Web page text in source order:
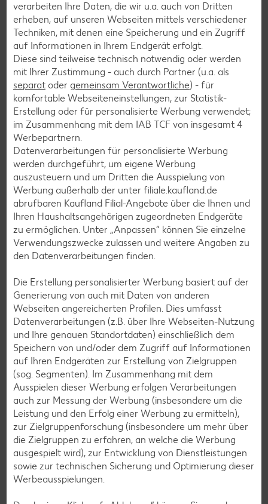
Gültig vom 13.08. bis 19.08.
Jetzt blättern
Unsere Filiale ist zertifiziert durch TÜV
SÜD
Die nach TÜV SÜD geprüfte „FilialQualität“ legt die
Anforderungen hinsichtlich Hygiene und Qualität in Filialen
des Lebensmittelhandels fest. Hierzu zählen unter
anderem:
Betriebs-, Prozess- und Mitarbeiter-Hygiene
Reinigungsprozesse, -mittel, -verantwortungen, -
zustand
Schulung der Mitarbeiter
Einhaltung der gesetzlichen Temperaturvorgaben
verarbeiten Ihre Daten, die wir u.a. auch von Dritten
erheben, auf unseren Webseiten mittels verschiedener
Techniken, mit denen eine Speicherung und ein Zugriff
auf Informationen in Ihrem Endgerät erfolgt.
Diese sind teilweise technisch notwendig oder werden
mit Ihrer Zustimmung - auch durch Partner (u.a. als
separat oder gemeinsam Verantwortliche) - für
komfortable Webseiteneinstellungen, zur Statistik-
Erstellung oder für personalisierte Werbung verwendet;
im Zusammenhang mit dem IAB TCF von insgesamt 4
Werbepartnern.
Datenverarbeitungen für personalisierte Werbung
werden durchgeführt, um eigene Werbung
auszusteuern und um Dritten die Ausspielung von
Werbung außerhalb der unter filiale.kaufland.de
abrufbaren Kaufland Filial-Angebote über die Ihnen und
Ihren Haushaltsangehörigen zugeordneten Endgeräte
zu ermöglichen. Unter „Anpassen“ können Sie einzelne
Verwendungszwecke zulassen und weitere Angaben zu
den Datenverarbeitungen finden.
Die Erstellung personalisierter Werbung basiert auf der
Generierung von auch mit Daten von anderen
Webseiten angereicherten Profilen. Dies umfasst
Datenverarbeitungen (z.B. über Ihre Webseiten-Nutzung
und Ihre genauen Standortdaten) einschließlich dem
Speichern von und/oder dem Zugriff auf Informationen
auf Ihren Endgeräten zur Erstellung von Zielgruppen
(sog. Segmenten). Im Zusammenhang mit dem
Ausspielen dieser Werbung erfolgen Verarbeitungen
auch zur Messung der Werbung (insbesondere um die
Leistung und den Erfolg einer Werbung zu ermitteln),
zur Zielgruppenforschung (insbesondere um mehr über
die Zielgruppen zu erfahren, an welche die Werbung
ausgespielt wird), zur Entwicklung von Dienstleistungen
sowie zur technischen Sicherung und Optimierung dieser
Werbeausspielungen.